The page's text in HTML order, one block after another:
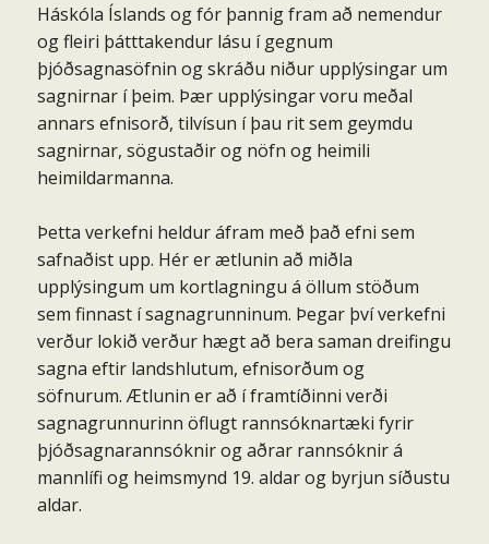
Háskóla Íslands og fór þannig fram að nemendur
og fleiri þátttakendur lásu í gegnum
þjóðsagnasöfnin og skráðu niður upplýsingar um
sagnirnar í þeim. Þær upplýsingar voru meðal
annars efnisorð, tilvísun í þau rit sem geymdu
sagnirnar, sögustaðir og nöfn og heimili
heimildarmanna.
Þetta verkefni heldur áfram með það efni sem
safnaðist upp. Hér er ætlunin að miðla
upplýsingum um kortlagningu á öllum stöðum
sem finnast í sagnagrunninum. Þegar því verkefni
verður lokið verður hægt að bera saman dreifingu
sagna eftir landshlutum, efnisorðum og
söfnurum. Ætlunin er að í framtíðinni verði
sagnagrunnurinn öflugt rannsóknartæki fyrir
þjóðsagnarannsóknir og aðrar rannsóknir á
mannlífi og heimsmynd 19. aldar og byrjun síðustu
aldar.